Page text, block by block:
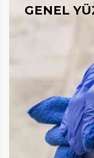
GENEL